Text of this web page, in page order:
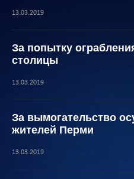
13.03.2019
За попытку
столицы
13.03.2019
За вымогательство
жителей Перми
13.03.2019